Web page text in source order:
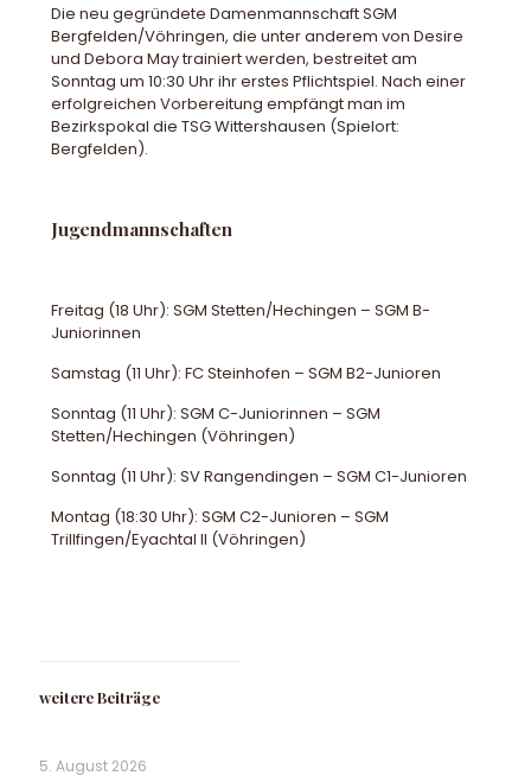
Die neu gegründete Damenmannschaft SGM
Bergfelden/Vöhringen, die unter anderem von Desire
und Debora May trainiert werden, bestreitet am
Sonntag um 10:30 Uhr ihr erstes Pflichtspiel. Nach einer
erfolgreichen Vorbereitung empfängt man im
Bezirkspokal die TSG Wittershausen (Spielort:
Bergfelden).
Jugendmannschaften
Freitag (18 Uhr): SGM Stetten/Hechingen – SGM B-
Juniorinnen
Samstag (11 Uhr): FC Steinhofen – SGM B2-Junioren
Sonntag (11 Uhr): SGM C-Juniorinnen – SGM
Stetten/Hechingen (Vöhringen)
Sonntag (11 Uhr): SV Rangendingen – SGM C1-Junioren
Montag (18:30 Uhr): SGM C2-Junioren – SGM
Trillfingen/Eyachtal II (Vöhringen)
weitere Beiträge
5. August 2026